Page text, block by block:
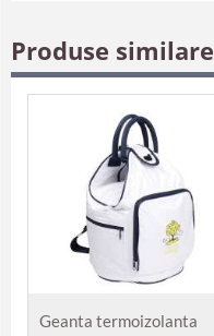
Produse similare
Geanta termoizolanta